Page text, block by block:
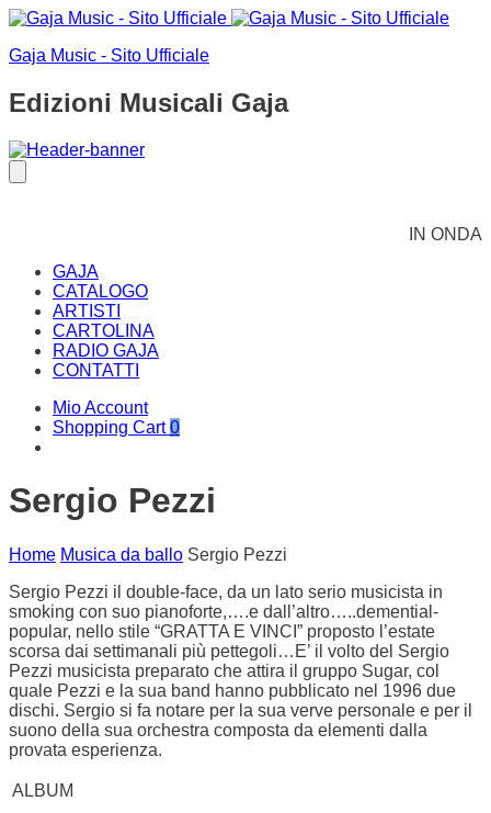
Gaja Music - Sito Ufficiale
Edizioni Musicali Gaja
IN ONDA
GAJA
CATALOGO
ARTISTI
CARTOLINA
RADIO GAJA
CONTATTI
Mio Account
Shopping Cart 0
Sergio Pezzi
Home Musica da ballo Sergio Pezzi
Sergio Pezzi il double-face, da un lato serio musicista in
smoking con suo pianoforte,….e dall’altro…..demential-
popular, nello stile “GRATTA E VINCI” proposto l’estate
scorsa dai settimanali più pettegoli…E’ il volto del Sergio
Pezzi musicista preparato che attira il gruppo Sugar, col
quale Pezzi e la sua band hanno pubblicato nel 1996 due
dischi. Sergio si fa notare per la sua verve personale e per il
suono della sua orchestra composta da elementi dalla
provata esperienza.
ALBUM